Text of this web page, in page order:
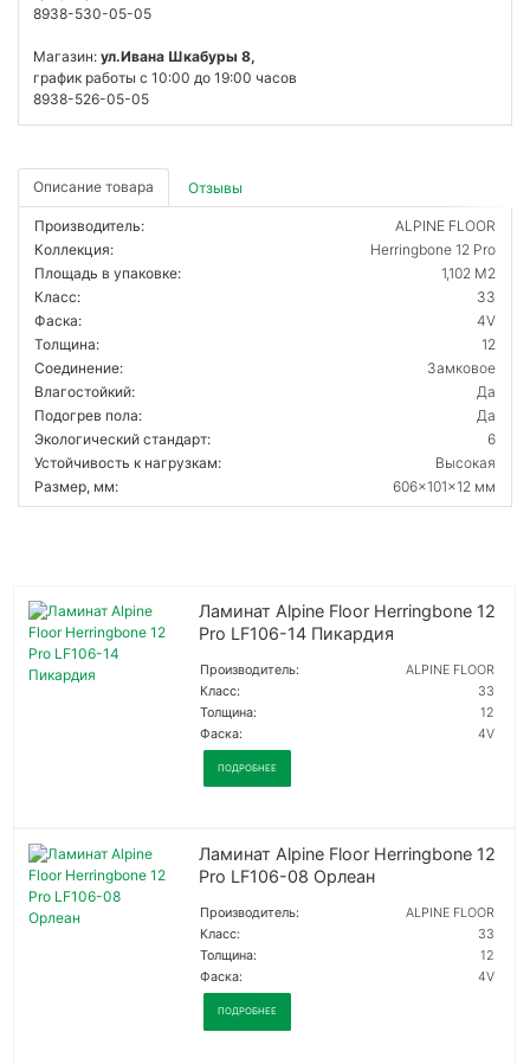
8938-530-05-05
Магазин: ул.Ивана Шкабуры 8,
график работы с 10:00 до 19:00 часов
8938-526-05-05
Описание товара Отзывы
Производитель:
ALPINE FLOOR
Коллекция:
Herringbone 12 Pro
Площадь в упаковке:
1,102 М2
Класс:
33
Фаска:
4V
Толщина:
12
Соединение:
Замковое
Влагостойкий:
Да
Подогрев пола:
Да
Экологический стандарт:
6
Устойчивость к нагрузкам:
Высокая
Размер, мм:
606x101x12 мм
Ламинат Alpine Floor Herringbone 12
Pro LF106-14 Пикардия
Производитель:
ALPINE FLOOR
Класс:
33
Толщина:
12
Фаска:
4V
ПОДРОБНЕЕ
Ламинат Alpine Floor Herringbone 12
Pro LF106-08 Орлеан
Производитель:
ALPINE FLOOR
Класс:
33
Толщина:
12
Фаска:
4V
ПОДРОБНЕЕ